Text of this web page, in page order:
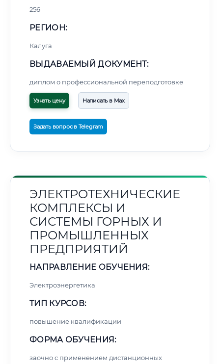
256
РЕГИОН:
Калуга
ВЫДАВАЕМЫЙ ДОКУМЕНТ:
диплом о профессиональной переподготовке
Узнать цену Написать в Max
Задать вопрос в Telegram
ЭЛЕКТРОТЕХНИЧЕСКИЕ
КОМПЛЕКСЫ И
СИСТЕМЫ ГОРНЫХ И
ПРОМЫШЛЕННЫХ
ПРЕДПРИЯТИЙ
НАПРАВЛЕНИЕ ОБУЧЕНИЯ:
Электроэнергетика
ТИП КУРСОВ:
повышение квалификации
ФОРМА ОБУЧЕНИЯ:
заочно с применением дистанционных